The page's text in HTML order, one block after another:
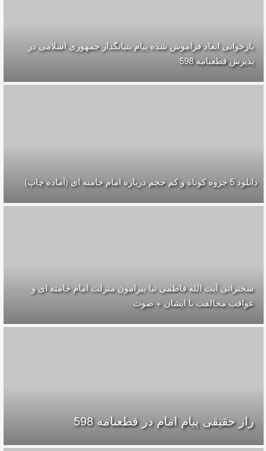
بازخوانی ابعاد فراموش شده پیام بنیانگذار جمهوری اسلامی در
پذیرش قطعنامه 598
دانلود 5 جزوه كوتاه و كم حجم درباره امام خامنه ای (آماده چاپ)
سخنرانی آیت الله فاطمی نیا پیرامون منزلت امام خامنه ای و
عواقب مخالفت با ایشان + صوت
راز حقیقی پیام امام در قطعنامه 598